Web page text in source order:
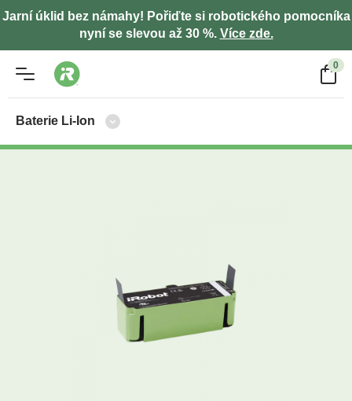
Jarní úklid bez námahy! Pořiďte si robotického pomocníka
nyní se slevou až 30 %. Více zde.
0
Baterie Li-Ion